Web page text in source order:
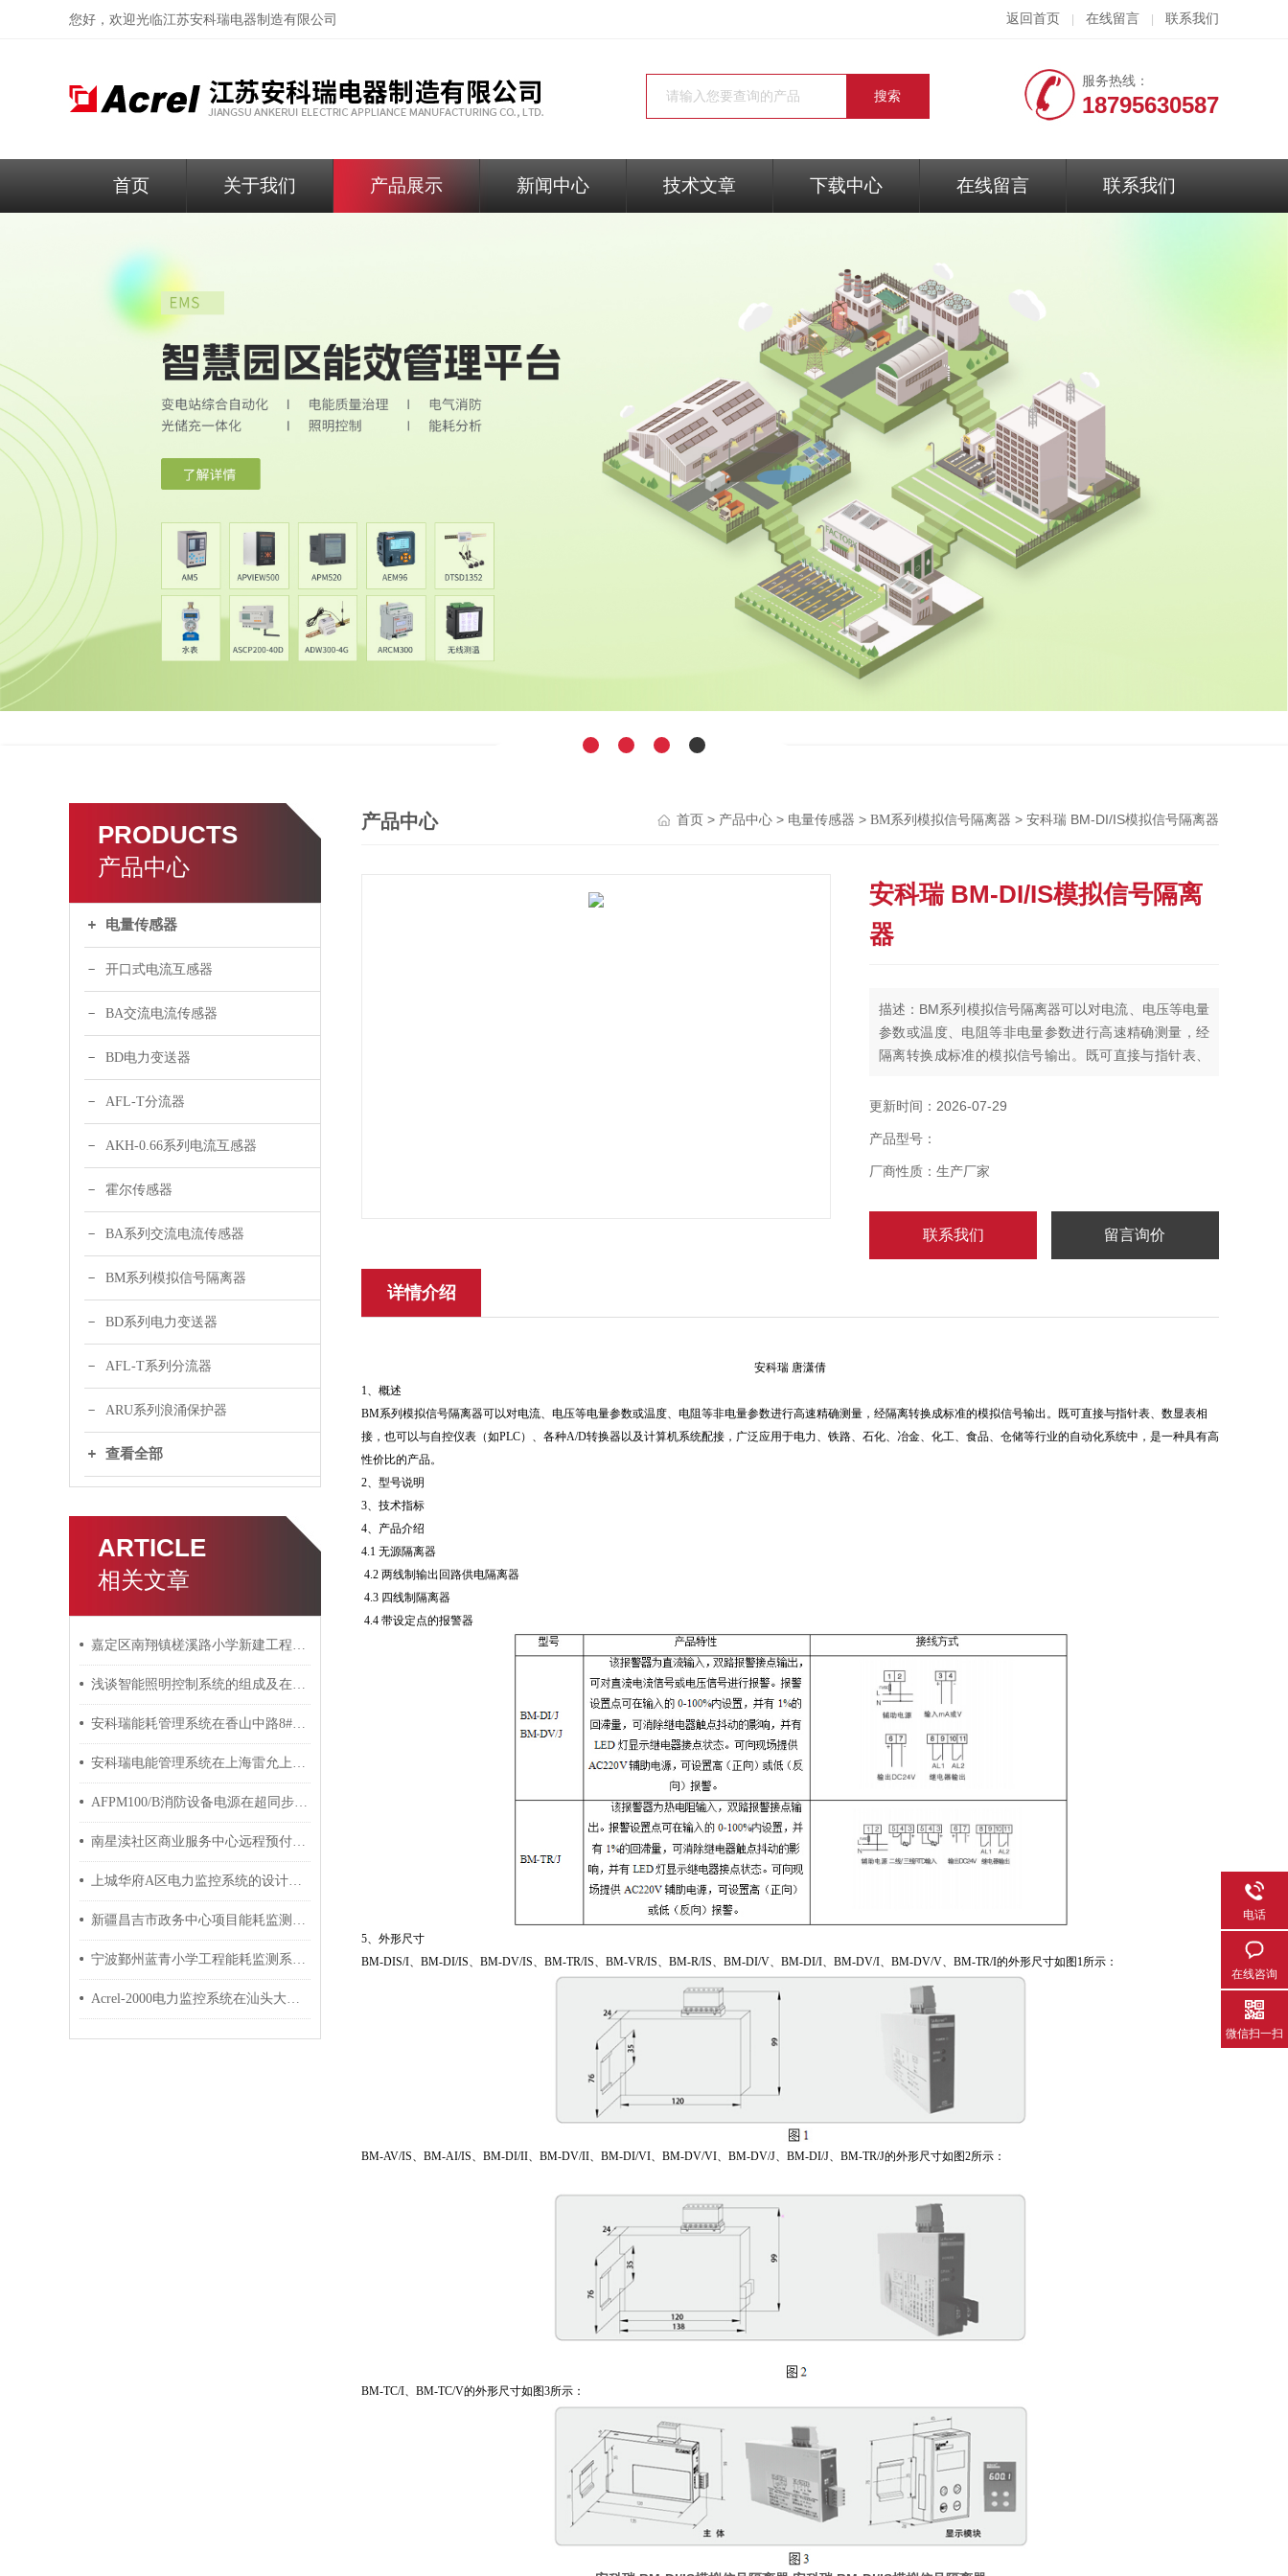
您好，欢迎光临江苏安科瑞电器制造有限公司 返回首页 在线留言 联系我们
服务热线：
18795630587
首页 关于我们 产品展示 新闻中心 技术文章 下载中心 在线留言 联系我们
PRODUCTS
产品中心
电量传感器
开口式电流互感器
BA交流电流传感器
BD电力变送器
AFL-T分流器
AKH-0.66系列电流互感器
霍尔传感器
BA系列交流电流传感器
BM系列模拟信号隔离器
BD系列电力变送器
AFL-T系列分流器
ARU系列浪涌保护器
查看全部
ARTICLE
相关文章
产品中心 首页 > 产品中心 > 电量传感器 > BM系列模拟信号隔离器 > 安科瑞 BM-DI/IS模拟信号隔离器
安科瑞 BM-DI/IS模拟信号隔离
器
描述：BM系列模拟信号隔离器可以对电流、电压等电量
参数或温度、电阻等非电量参数进行高速精确测量，经
隔离转换成标准的模拟信号输出。既可直接与指针表、
换器以及计算机系统配接，广泛应用于电力、铁路、石
是一种具有高性价比的产品。安科瑞 BM-DI/IS模拟信号
隔离器
更新时间：2026-07-29
产品型号：
厂商性质：生产厂家
联系我们 留言询价
详情介绍
安科瑞 唐潇倩
1、概述
BM系列模拟信号隔离器可以对电流、电压等电量参数或温度、电阻等非电量参数进行高速精确测量，经隔离转换成标准的模拟信号输出。既可直接与指针表、数显表相
接，也可以与自控仪表（如PLC）、各种A/D转换器以及计算机系统配接，广泛应用于电力、铁路、石化、冶金、化工、食品、仓储等行业的自动化系统中，是一种具有高
性价比的产品。
2、型号说明
3、技术指标
4、产品介绍
4.1 无源隔离器
4.2 两线制输出回路供电隔离器
4.3 四线制隔离器
4.4 带设定点的报警器
5、外形尺寸
BM-DIS/I、BM-DI/IS、BM-DV/IS、BM-TR/IS、BM-VR/IS、BM-R/IS、BM-DI/V、BM-DI/I、BM-DV/I、BM-DV/V、BM-TR/I的外形尺寸如图1所示：
BM-AV/IS、BM-AI/IS、BM-DI/II、BM-DV/II、BM-DI/VI、BM-DV/VI、BM-DV/J、BM-DI/J、BM-TR/J的外形尺寸如图2所示：
BM-TC/I、BM-TC/V的外形尺寸如图3所示：
电话
在线咨询
微信扫一扫